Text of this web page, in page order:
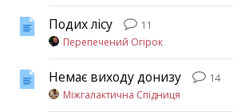
Подих лісу
11
Перепечений Огірок
Немає виходу донизу
14
Міжгалактична Спідниця